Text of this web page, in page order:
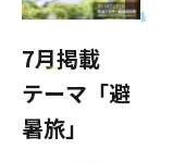
7月掲載
テーマ「避
暑旅」